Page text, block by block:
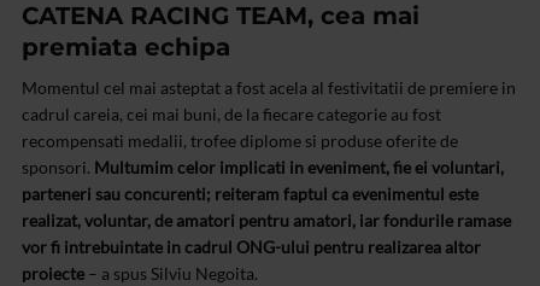
CATENA RACING TEAM, cea mai
premiata echipa
Momentul cel mai asteptat a fost acela al festivitatii de premiere in
cadrul careia, cei mai buni, de la fiecare categorie au fost
recompensati medalii, trofee diplome si produse oferite de
sponsori. Multumim celor implicati in eveniment, fie ei voluntari,
parteneri sau concurenti; reiteram faptul ca evenimentul este
realizat, voluntar, de amatori pentru amatori, iar fondurile ramase
vor fi intrebuintate in cadrul ONG-ului pentru realizarea altor
proiecte – a spus Silviu Negoita.